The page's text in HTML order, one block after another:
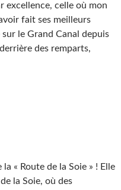
excellence, celle où mon
fait ses meilleurs
le Grand Canal depuis
des remparts,
« Route de la Soie » ! Elle
la Soie, où des